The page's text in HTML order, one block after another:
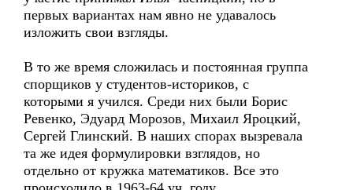
первых вариантах нам явно не удавалось
изложить свои взгляды.
В то же время сложилась и постоянная группа
спорщиков у студентов-историков, с
которыми я учился. Среди них были Борис
Ревенко, Эдуард Морозов, Михаил Яроцкий,
Сергей Глинский. В наших спорах вызревала
та же идея формулировки взглядов, но
отдельно от кружка математиков. Все это